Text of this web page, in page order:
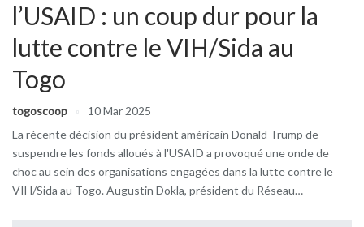
l’USAID : un coup dur pour la
lutte contre le VIH/Sida au
Togo
togoscoop
10 Mar 2025
La récente décision du président américain Donald Trump de
suspendre les fonds alloués à l'USAID a provoqué une onde de
choc au sein des organisations engagées dans la lutte contre le
VIH/Sida au Togo. Augustin Dokla, président du Réseau…